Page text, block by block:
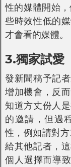
性的媒體開始
些時效性低的
才會看的媒體。
3.獨家試愛
發新聞稿予記
增加機會，反
知道方丈份人
的邀請，但過
性，例如請對
給其他記者，
個人選擇而導